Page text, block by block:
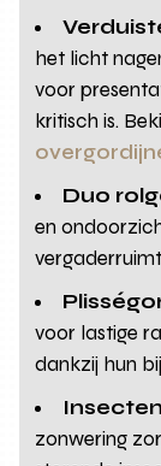
het licht
voor
kritisch is.
Duo
en
voor lastige
dankzij hun
zonwering